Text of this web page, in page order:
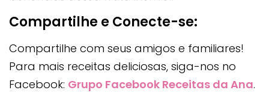
Compartilhe e Conecte-se:
Compartilhe com seus amigos e familiares!
Para mais receitas deliciosas, siga-nos no
Facebook: Grupo Facebook Receitas da Ana.